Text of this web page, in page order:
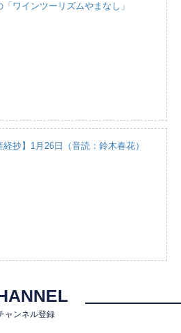
「ワインツーリズムやまなし」
経抄】1月26日（音読：鈴木春花）
ャンネル登録